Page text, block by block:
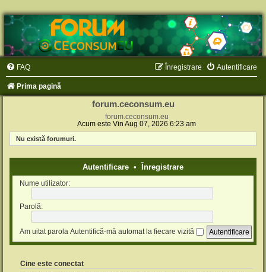
FAQ Autentificare
Înregistrare
Prima pagină
forum.ceconsum.eu
forum.ceconsum.eu
Acum este Vin Aug 07, 2026 6:23 am
Nu există forumuri.
Autentificare • Înregistrare
Nume utilizator:
Parolă:
Am uitat parola Autentifică-mă automat la fiecare vizită
Cine este conectat